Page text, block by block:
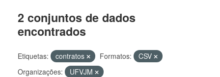
2 conjuntos de dados
encontrados
Etiquetas: contratos Formatos:
CSV
Organizações:
UFVJM